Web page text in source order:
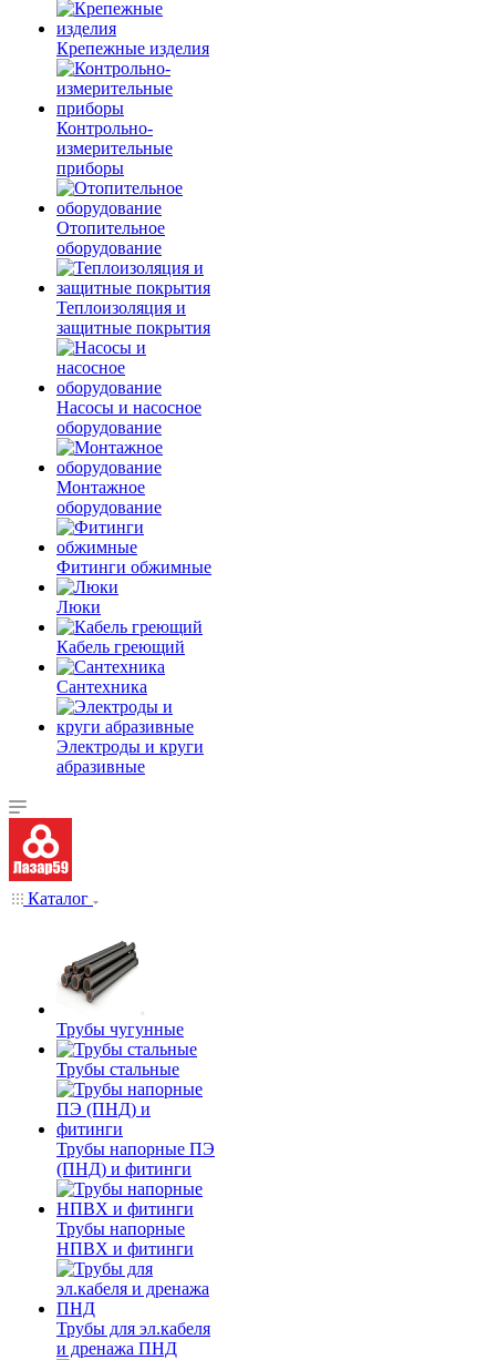
Крепежные изделия
Контрольно-
измерительные
приборы
Отопительное
оборудование
Теплоизоляция и
защитные покрытия
Насосы и насосное
оборудование
Монтажное
оборудование
Фитинги обжимные
Люки
Кабель греющий
Сантехника
Электроды и круги
абразивные
Каталог
Трубы чугунные
Трубы стальные
Трубы напорные ПЭ
(ПНД) и фитинги
Трубы напорные
НПВХ и фитинги
Трубы для эл.кабеля
и дренажа ПНД